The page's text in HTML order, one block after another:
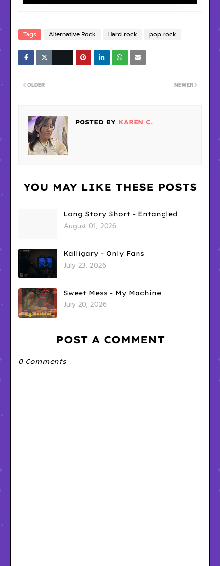
Tags Alternative Rock Hard rock pop rock
NEWER
OLDER
POSTED BY KAREN C.
YOU MAY LIKE THESE POSTS
Long Story Short - Entangled
August 01, 2026
Kalligary - Only Fans
July 23, 2026
Sweet Mess - My Machine
July 20, 2026
POST A COMMENT
0 Comments